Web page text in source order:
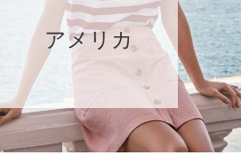
アメリカ